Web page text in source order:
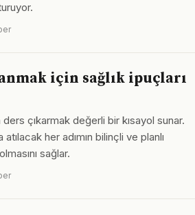
için sağlık ipuçları
ders çıkarmak değerli bir kısayol sunar.
her adımın bilinçli ve planlı
sağlar.